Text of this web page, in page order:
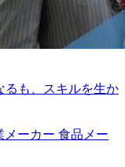
るも、スキルを生か
メーカー 食品メー